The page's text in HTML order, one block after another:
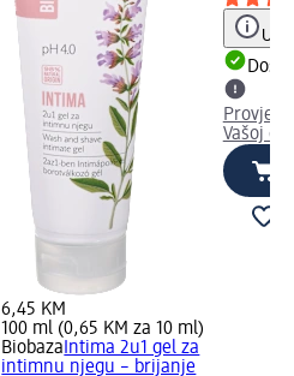
6,45 KM
100 ml (0,65 KM za 10 ml)
BiobazaIntima 2u1 gel za
intimnu njegu – brijanje
Vašoj